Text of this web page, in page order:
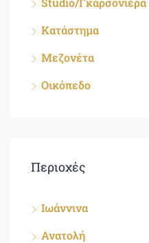
Κατάστημα
Μεζονέτα
Οικόπεδο
Περιοχές
Ιωάννινα
Ανατολή